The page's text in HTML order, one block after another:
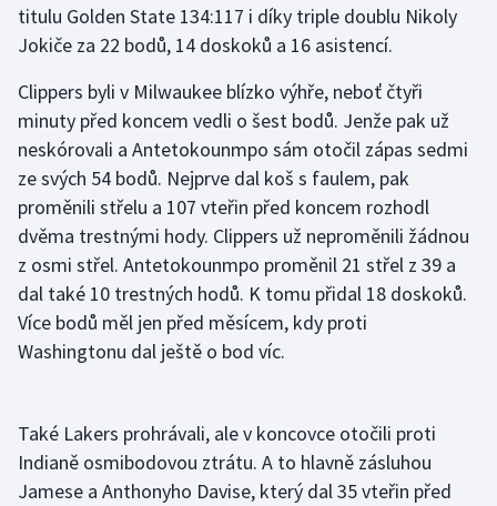
Judo
Lezení
Lyže a snowboard
Moderní pětiboj
Motorsport
Olympijské hry
Plavání
Plážový volejbal
titulu Golden State 134:117 i díky triple doublu Nikoly
Jokiče za 22 bodů, 14 doskoků a 16 asistencí.
Clippers byli v Milwaukee blízko výhře, neboť čtyři
minuty před koncem vedli o šest bodů. Jenže pak už
neskórovali a Antetokounmpo sám otočil zápas sedmi
ze svých 54 bodů. Nejprve dal koš s faulem, pak
proměnili střelu a 107 vteřin před koncem rozhodl
dvěma trestnými hody. Clippers už neproměnili žádnou
z osmi střel. Antetokounmpo proměnil 21 střel z 39 a
dal také 10 trestných hodů. K tomu přidal 18 doskoků.
Více bodů měl jen před měsícem, kdy proti
Washingtonu dal ještě o bod víc.
Také Lakers prohrávali, ale v koncovce otočili proti
Indianě osmibodovou ztrátu. A to hlavně zásluhou
Jamese a Anthonyho Davise, který dal 35 vteřin před